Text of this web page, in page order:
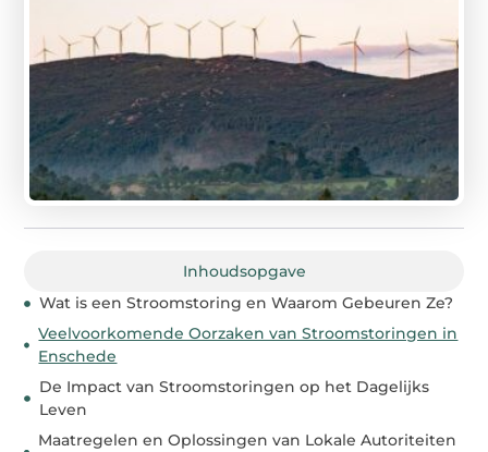
Inhoudsopgave
Wat is een Stroomstoring en Waarom Gebeuren Ze?
Veelvoorkomende Oorzaken van Stroomstoringen in
Enschede
De Impact van Stroomstoringen op het Dagelijks
Leven
Maatregelen en Oplossingen van Lokale Autoriteiten